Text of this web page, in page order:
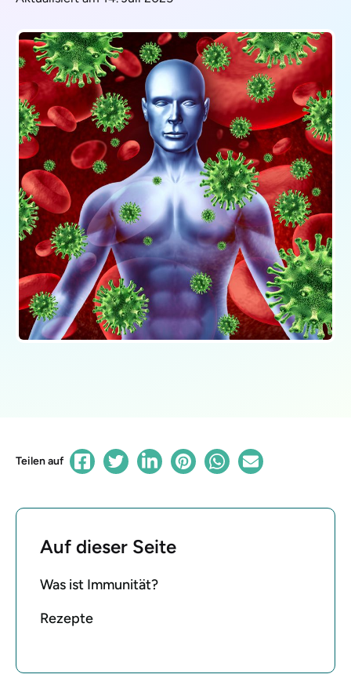
Teilen auf
Auf dieser Seite
Was ist Immunität?
Rezepte